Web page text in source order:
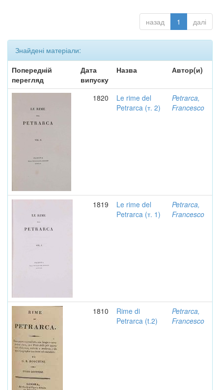
назад 1 далі
Знайдені матеріали:
Попередній
перегляд
Дата
випуску
Назва Автор(и)
1820
Le rime del
Petrarca (т. 2)
Petrarca,
Francesco
1819
Le rime del
Petrarca (т. 1)
Petrarca,
Francesco
1810
Rime di
Petrarca (t.2)
Petrarca,
Francesco